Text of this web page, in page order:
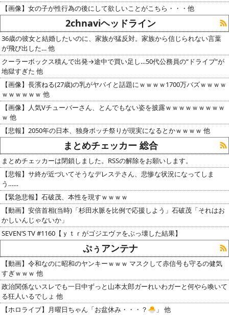
【画像】女の子が性行為の後にして欲しいことがこちら・・・他
2chnaviヘッドライン
36歳の彼女と結婚したいのに、家族が猛反対。家族から信じられない言葉
が飛び出した… 他
クーラーボックス積んで出発→途中で買い足し…50代公務員の“ドライブ”が
地獄すぎた 他
【画像】長濱ねる(27歳)の乳がヤバイと話題にｗｗｗｗ1700万バズｗｗｗｗ
ｗｗｗｗｗｗ 他
【画像】人気Vチューバーさん、とんでもない姿を披露ｗｗｗｗｗｗｗｗｗ
ｗ 他
【悲報】2050年の日本、独身ボッチ祭りが現実になるとかｗｗｗｗ 他
まとめチェッカー 総合
まとめチェッカーは閉鎖しました。RSSの解除をお願いします。
【悲報】サ終が近づいてそうなデレステさん、悲惨な状況になってしま
う……
【緊急悲報】石破茂、本性を現すｗｗｗｗ
【動画】安倍首相(当時)「杉田水脈を比例で応援しよう」石破茂「それはお
かしいんじゃないか」
SEVEN’S TV #1160【ｙｔｒがゴジエヴァをぶっ壊した結果】
ぷぅアンテナ
【動画】令和なのに昭和のヤンキーｗｗｗ マスクして赤信号も守るの健気
すぎｗｗｗ 他
政治関係ないスレでも一日中ずっと山本太郎ガーれいわガーと何やら喚いて
る狂人いるでしょ 他
【ホロライブ】月曜日ちゃん「お盆休み・・・？🐣」 他